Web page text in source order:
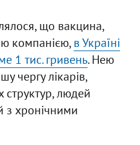
що вакцина,
компанією,в Україні
1 тис. гривень. Нею
чергу лікарів,
структур, людей
з хронічними